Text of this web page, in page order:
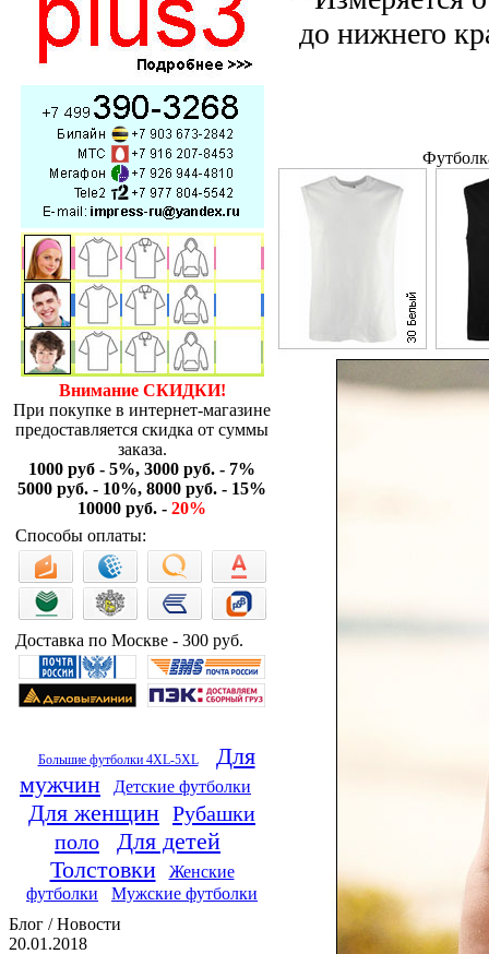
Внимание СКИДКИ!
При покупке в интернет-магазине
предоставляется скидка от суммы
заказа.
1000 руб - 5%, 3000 руб. - 7%
5000 руб. - 10%, 8000 руб. - 15%
10000 руб. - 20%
Способы оплаты:
Доставка по Москве - 300 руб.
Большие футболки 4XL-5XL
Для
мужчин
Детские футболки
Для женщин Рубашки
поло
Для детей
Толстовки
Женские
футболки
Мужские футболки
Блог / Новости
20.01.2018
до нижнего